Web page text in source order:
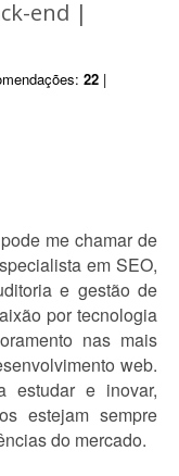
end |
22 |
me chamar de
em SEO,
e gestão de
por tecnologia
nas mais
web.
estudar e inovar,
estejam sempre
do mercado.